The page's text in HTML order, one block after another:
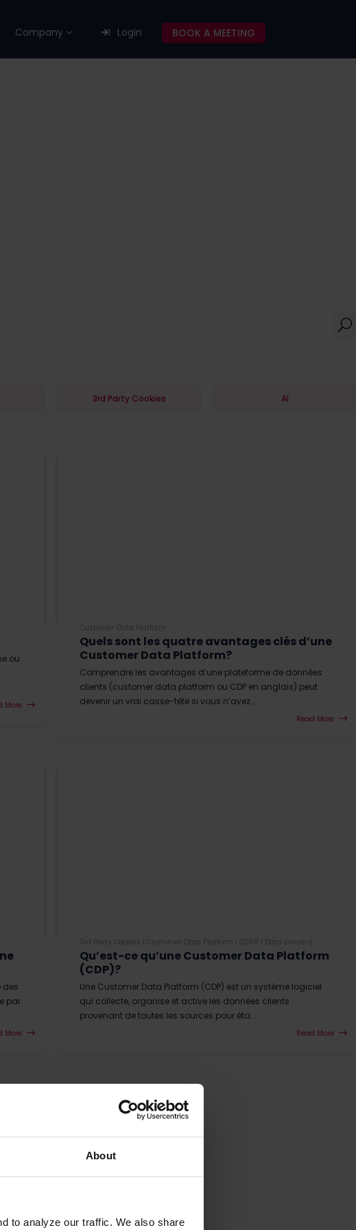
About
to analyze our traffic. We also share
Company Login BOOK A MEETING
3rd Party Cookies AI
ou
More
Customer Data Platform
Quels sont les quatre avantages clés d’une
Customer Data Platform?
Comprendre les avantages d’une plateforme de données
clients (customer data platform ou CDP en anglais) peut
devenir un vrai casse-tête si vous n’avez...
Read More
des
par
More
3rd Party Cookies Customer Data Platform GDPR Data consent
Qu’est-ce qu’une Customer Data Platform
(CDP)?
Une Customer Data Platform (CDP) est un système logiciel
qui collecte, organise et active les données clients
provenant de toutes les sources pour éta...
Read More